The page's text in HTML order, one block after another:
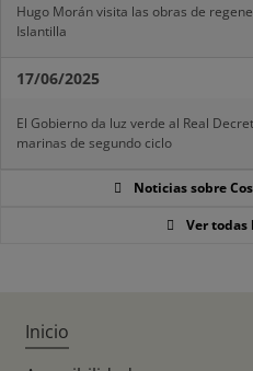
Hugo Morán visita las obras de
Islantilla
17/06/2025
El Gobierno da luz verde al Real
marinas de segundo ciclo
Noticias sobre
Ver todas
Inicio